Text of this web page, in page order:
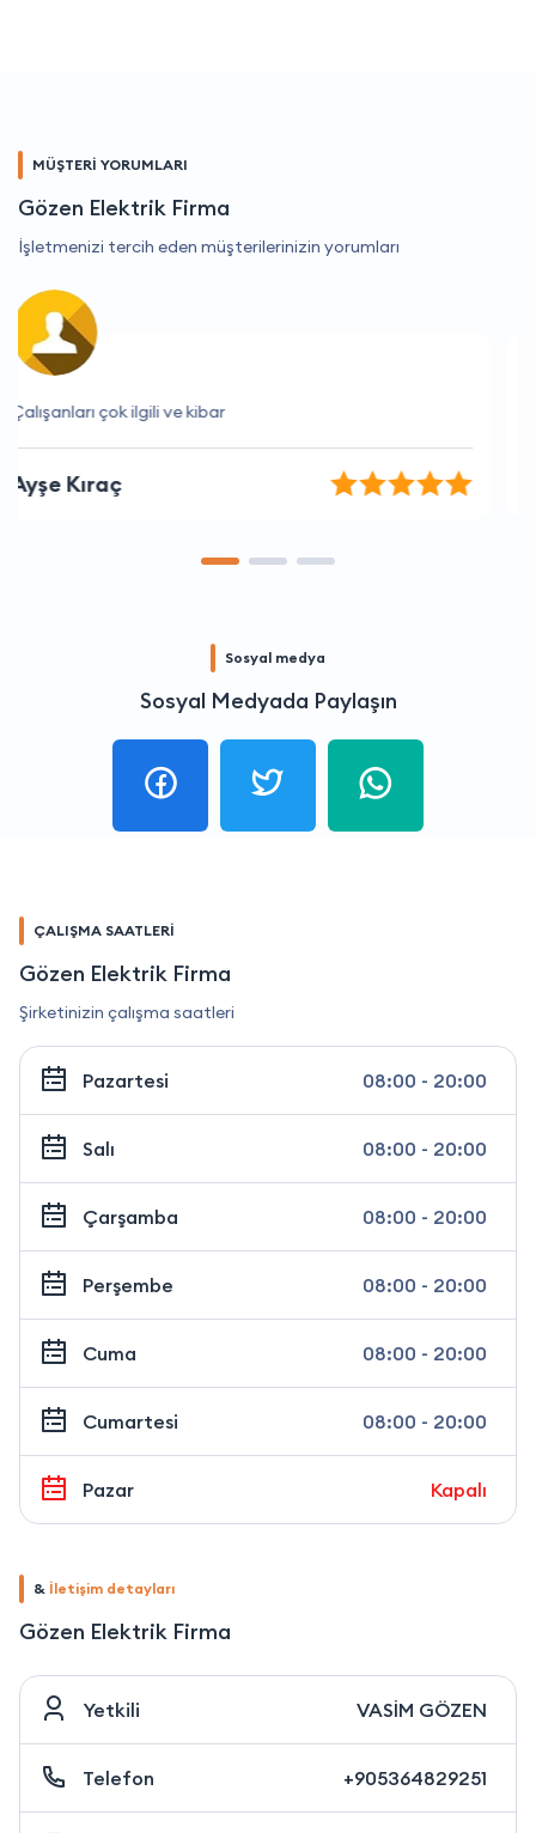
MÜŞTERİ YORUMLARI
Gözen Elektrik Firma
İşletmenizi tercih eden müşterilerinizin yorumları
Hizmetleri her zaman hızlı ve etkili.
Aslı Kaya
Sosyal medya
Sosyal Medyada Paylaşın
ÇALIŞMA SAATLERİ
Gözen Elektrik Firma
Şirketinizin çalışma saatleri
Pazartesi 08:00 - 20:00
Salı 08:00 - 20:00
Çarşamba 08:00 - 20:00
Perşembe 08:00 - 20:00
Cuma 08:00 - 20:00
Cumartesi 08:00 - 20:00
Pazar Kapalı
& İletişim detayları
Gözen Elektrik Firma
Yetkili VASİM GÖZEN
Telefon +905364829251